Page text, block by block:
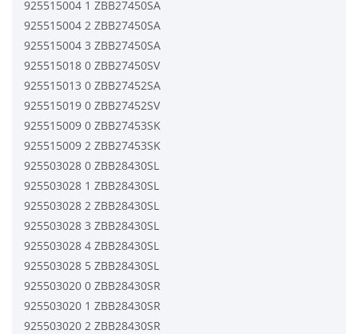
925515004 1 ZBB27450SA
925515004 2 ZBB27450SA
925515004 3 ZBB27450SA
925515018 0 ZBB27450SV
925515013 0 ZBB27452SA
925515019 0 ZBB27452SV
925515009 0 ZBB27453SK
925515009 2 ZBB27453SK
925503028 0 ZBB28430SL
925503028 1 ZBB28430SL
925503028 2 ZBB28430SL
925503028 3 ZBB28430SL
925503028 4 ZBB28430SL
925503028 5 ZBB28430SL
925503020 0 ZBB28430SR
925503020 1 ZBB28430SR
925503020 2 ZBB28430SR